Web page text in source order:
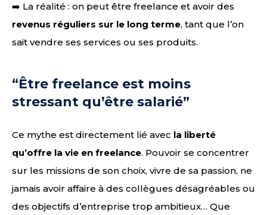
➡️ La réalité : on peut être freelance et avoir des
revenus réguliers sur le long terme, tant que l’on
sait vendre ses services ou ses produits.
“Être freelance est moins
stressant qu’être salarié”
Ce mythe est directement lié avec la liberté
qu’offre la vie en freelance. Pouvoir se concentrer
sur les missions de son choix, vivre de sa passion, ne
jamais avoir affaire à des collègues désagréables ou
des objectifs d’entreprise trop ambitieux… Que